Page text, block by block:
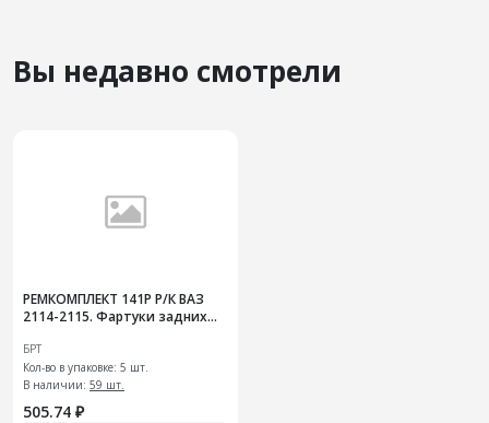
Вы недавно смотрели
РЕМКОМПЛЕКТ 141Р Р/К ВАЗ
2114-2115. Фартуки задних
БРТ
Кол-во в упаковке: 5 шт.
В наличии: 59 шт.
505.74 ₽